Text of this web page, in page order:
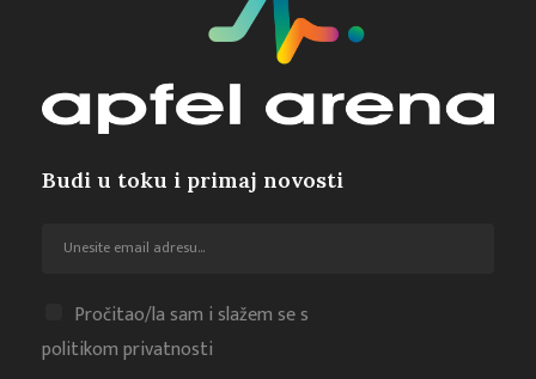
Budi u toku i primaj novosti
Pročitao/la sam i slažem se s
politikom privatnosti